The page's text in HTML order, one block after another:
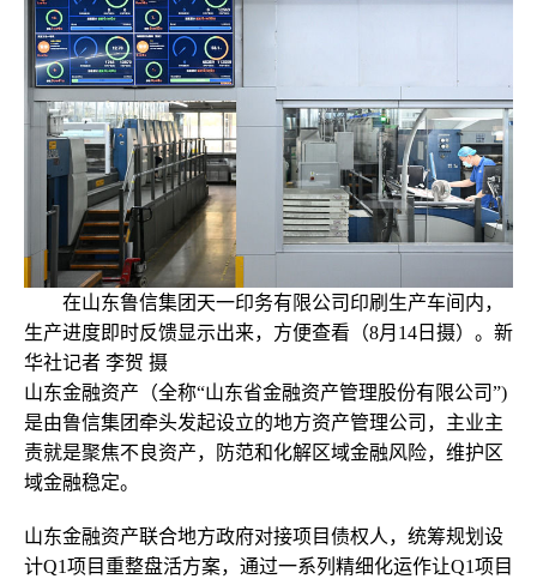
在山东鲁信集团天一印务有限公司印刷生产车间内，
生产进度即时反馈显示出来，方便查看（8月14日摄）。新
华社记者 李贺 摄
山东金融资产（全称“山东省金融资产管理股份有限公司”)
是由鲁信集团牵头发起设立的地方资产管理公司，主业主
责就是聚焦不良资产，防范和化解区域金融风险，维护区
域金融稳定。
山东金融资产联合地方政府对接项目债权人，统筹规划设
计Q1项目重整盘活方案，通过一系列精细化运作让Q1项目